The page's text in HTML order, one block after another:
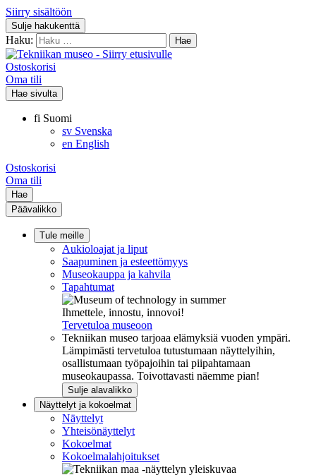
Siirry sisältöön
Sulje hakukenttä
Haku:
Ostoskorisi
Oma tili
Hae sivulta
fi Suomi
sv Svenska
en English
Ostoskorisi
Oma tili
Hae
Päävalikko
Tule meille
Aukioloajat ja liput
Saapuminen ja esteettömyys
Museokauppa ja kahvila
Tapahtumat
Ihmettele, innostu, innovoi!
Tervetuloa museoon
Tekniikan museo tarjoaa elämyksiä vuoden ympäri.
Lämpimästi tervetuloa tutustumaan näyttelyihin,
osallistumaan työpajoihin tai piipahtamaan
museokaupassa. Toivottavasti näemme pian!
Sulje alavalikko
Näyttelyt ja kokoelmat
Näyttelyt
Yhteisönäyttelyt
Kokoelmat
Kokoelmalahjoitukset